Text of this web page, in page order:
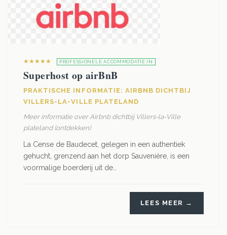
★★★★★ PROFESSIONELE ACCOMMODATIE IN
Superhost op airBnB
PRAKTISCHE INFORMATIE: AIRBNB DICHTBIJ
VILLERS-LA-VILLE PLATELAND
Meer informatie over Airbnb dichtbij Villers-la-Ville
plateland (ontdekken)
La Cense de Baudecet, gelegen in een authentiek
gehucht, grenzend aan het dorp Sauvenière, is een
voormalige boerderij uit de…
LEES MEER →